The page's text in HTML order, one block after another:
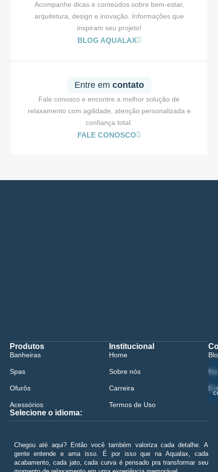
Acompanhe dicas e conteúdos sobre bem-estar,
arquitetura, design e inovação. Informações que
inspiram seu projeto!
BLOG AQUALAX
Entre em contato
Fale conosco e encontre a melhor solução de
relaxamento com agilidade, atenção personalizada e
confiança total.
FALE CONOSCO
Produtos
Banheiras
Spas
Ofurôs
Acessórios
Institucional
Home
Sobre nós
Carreira
Termos de Uso
Selecione o idioma:
😀
Chegou até aqui? Então você também valoriza cada detalhe. A
gente entende e ama isso. É por isso que na Aqualax, cada
acabamento, cada jato, cada curva é pensado pra transformar seu